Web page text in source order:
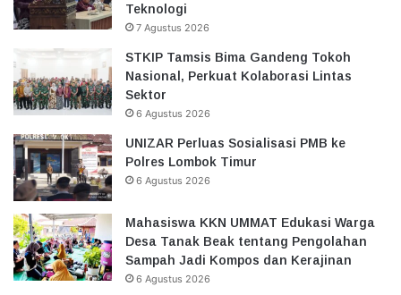
Teknologi
7 Agustus 2026
STKIP Tamsis Bima Gandeng Tokoh
Nasional, Perkuat Kolaborasi Lintas
Sektor
6 Agustus 2026
UNIZAR Perluas Sosialisasi PMB ke
Polres Lombok Timur
6 Agustus 2026
Mahasiswa KKN UMMAT Edukasi Warga
Desa Tanak Beak tentang Pengolahan
Sampah Jadi Kompos dan Kerajinan
6 Agustus 2026